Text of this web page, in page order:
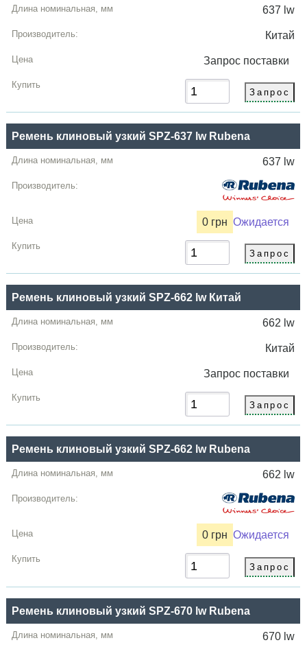
637 lw
Китай
Запрос поставки
Ремень клиновый узкий SPZ-637 lw Rubena
637 lw
0 грн Ожидается
Ремень клиновый узкий SPZ-662 lw Китай
662 lw
Китай
Запрос поставки
Ремень клиновый узкий SPZ-662 lw Rubena
662 lw
0 грн Ожидается
Ремень клиновый узкий SPZ-670 lw Rubena
670 lw